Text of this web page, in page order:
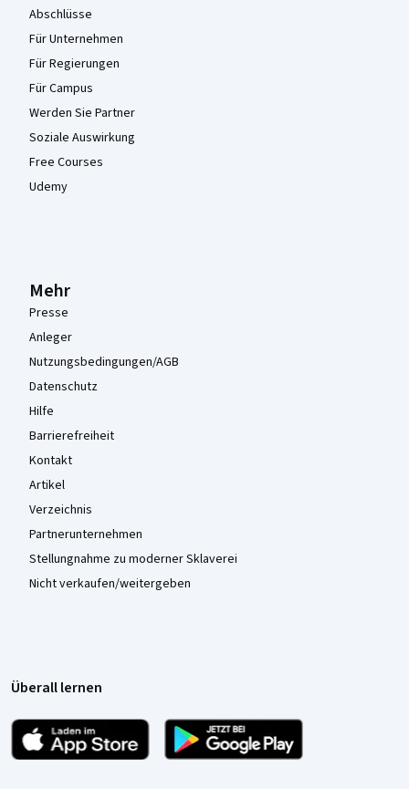
Abschlüsse
Für Unternehmen
Für Regierungen
Für Campus
Werden Sie Partner
Soziale Auswirkung
Free Courses
Udemy
Mehr
Presse
Anleger
Nutzungsbedingungen/AGB
Datenschutz
Hilfe
Barrierefreiheit
Kontakt
Artikel
Verzeichnis
Partnerunternehmen
Stellungnahme zu moderner Sklaverei
Nicht verkaufen/weitergeben
Überall lernen